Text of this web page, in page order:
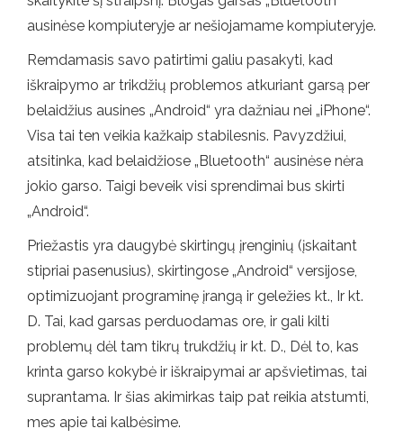
ausinėse kompiuteryje ar nešiojamame kompiuteryje.
Remdamasis savo patirtimi galiu pasakyti, kad
iškraipymo ar trikdžių problemos atkuriant garsą per
belaidžius ausines „Android“ yra dažniau nei „iPhone“.
Visa tai ten veikia kažkaip stabilesnis. Pavyzdžiui,
atsitinka, kad belaidžiose „Bluetooth“ ausinėse nėra
jokio garso. Taigi beveik visi sprendimai bus skirti
„Android“.
Priežastis yra daugybė skirtingų įrenginių (įskaitant
stipriai pasenusius), skirtingose ​​„Android“ versijose,
optimizuojant programinę įrangą ir geležies kt., Ir kt.
D. Tai, kad garsas perduodamas ore, ir gali kilti
problemų dėl tam tikrų trukdžių ir kt. D., Dėl to, kas
krinta garso kokybė ir iškraipymai ar apšvietimas, tai
suprantama. Ir šias akimirkas taip pat reikia atstumti,
mes apie tai kalbėsime.